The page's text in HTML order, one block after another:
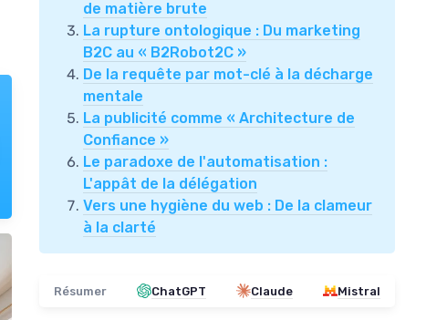
de matière brute
La rupture ontologique : Du marketing
B2C au « B2Robot2C »
De la requête par mot-clé à la décharge
mentale
La publicité comme « Architecture de
Confiance »
Le paradoxe de l'automatisation :
L'appât de la délégation
Vers une hygiène du web : De la clameur
à la clarté
Résumer ChatGPT Claude Mistral